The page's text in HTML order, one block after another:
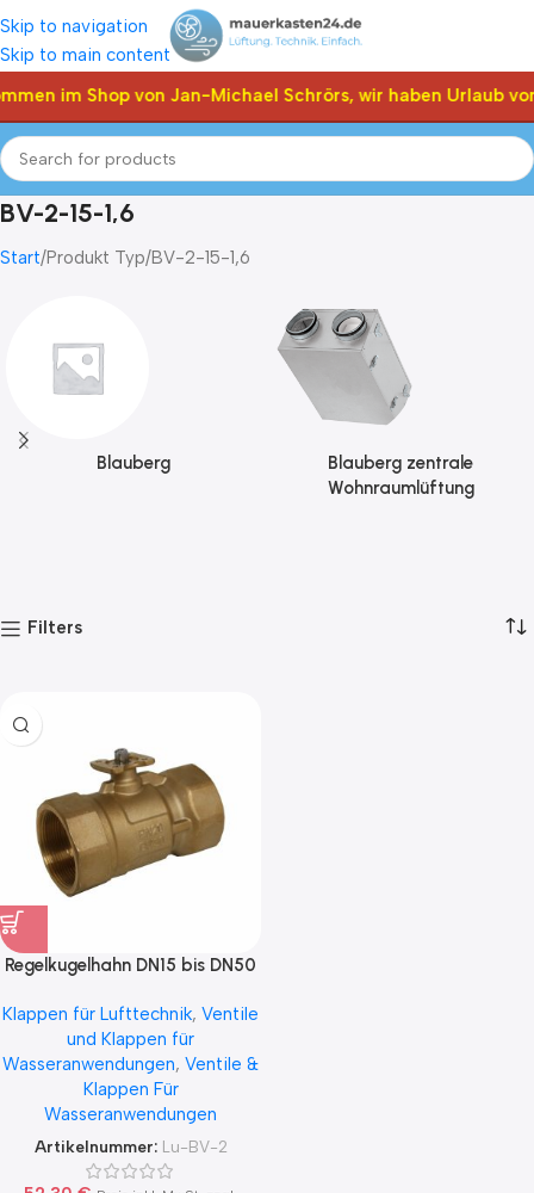
Skip to navigation
Skip to main content
im Shop von Jan-Michael Schrörs, wir haben Urlaub
BV-2-15-1,6
Start Produkt Typ BV-2-15-1,6
Blauberg
Blauberg zentrale
Wohnraumlüftung
Filters
Regelkugelhahn DN15 bis DN50
Klappen für Lufttechnik, Ventile
und Klappen für
Wasseranwendungen, Ventile &
Klappen Für
Wasseranwendungen
Artikelnummer: Lu-BV-2